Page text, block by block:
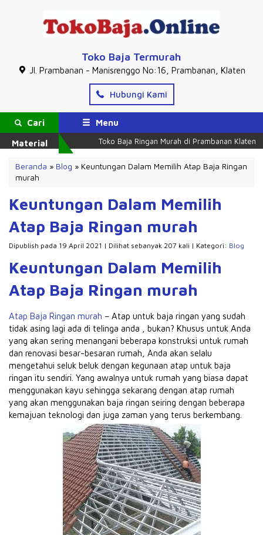
Toko Baja Termurah
Jl. Prambanan - Manisrenggo No:16, Prambanan, Klaten
Hubungi Kami
Cari
Material
Menu
Toko Baja Ringan Murah di Prambanan Klaten
Beranda » Blog » Keuntungan Dalam Memilih Atap Baja Ringan
murah
Keuntungan Dalam Memilih
Atap Baja Ringan murah
Dipublish pada 19 April 2021 | Dilihat sebanyak 207 kali | Kategori: Blog
Keuntungan Dalam Memilih
Atap Baja Ringan murah
Atap Baja Ringan murah – Atap untuk baja ringan yang sudah
tidak asing lagi ada di telinga anda , bukan? Khusus untuk Anda
yang akan sering menangani beberapa konstruksi untuk rumah
dan renovasi besar-besaran rumah, Anda akan selalu
mengetahui seluk beluk dengan kegunaan atap untuk baja
ringan itu sendiri. Yang awalnya untuk rumah yang biasa dapat
menggunakan kayu sehingga sekarang dengan atap rumah
yang akan menggunakan baja ringan seiring dengan beberapa
kemajuan teknologi dan juga zaman yang terus berkembang.